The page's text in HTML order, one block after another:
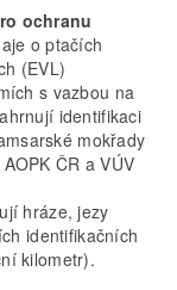
ochranu
o ptačích
(EVL)
s vazbou na
identifikaci
mokřady
ČR a VÚV
hráze, jezy
identifikačních
kilometr).